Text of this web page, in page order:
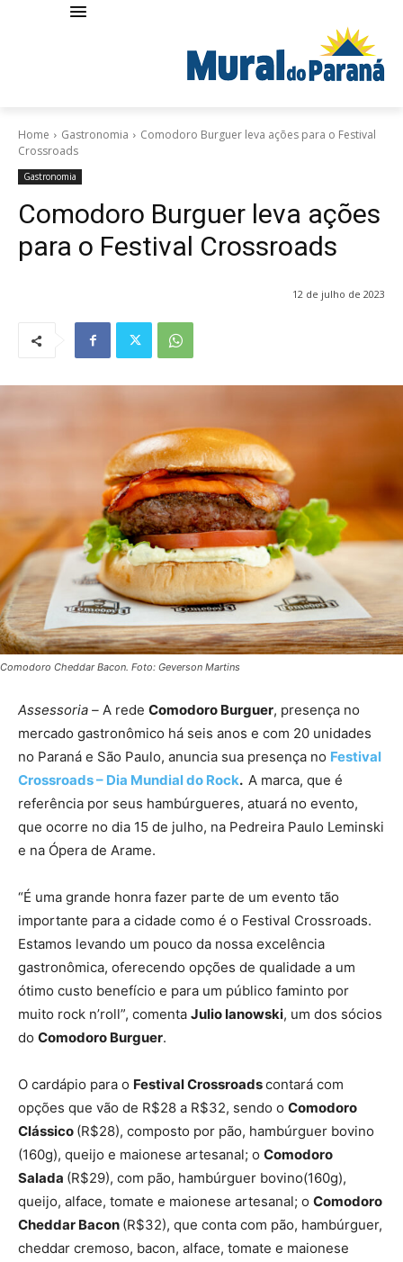
Home Gastronomia
Comodoro Burguer leva ações para o Festival
Crossroads
Gastronomia
Comodoro Burguer leva ações
para o Festival Crossroads
12 de julho de 2023
Comodoro Cheddar Bacon. Foto: Geverson Martins
Assessoria – A rede Comodoro Burguer, presença no
mercado gastronômico há seis anos e com 20 unidades
no Paraná e São Paulo, anuncia sua presença no Festival
Crossroads – Dia Mundial do Rock. A marca, que é
referência por seus hambúrgueres, atuará no evento,
que ocorre no dia 15 de julho, na Pedreira Paulo Leminski
e na Ópera de Arame.
“É uma grande honra fazer parte de um evento tão
importante para a cidade como é o Festival Crossroads.
Estamos levando um pouco da nossa excelência
gastronômica, oferecendo opções de qualidade a um
ótimo custo benefício e para um público faminto por
muito rock n’roll”, comenta Julio Ianowski, um dos sócios
do Comodoro Burguer.
O cardápio para o Festival Crossroadscontará com
opções que vão de R$28 a R$32, sendo o Comodoro
Clássico (R$28), composto por pão, hambúrguer bovino
(160g), queijo e maionese artesanal; o Comodoro
Salada (R$29), com pão, hambúrguer bovino(160g),
queijo, alface, tomate e maionese artesanal; o Comodoro
Cheddar Bacon (R$32), que conta com pão, hambúrguer,
cheddar cremoso, bacon, alface, tomate e maionese